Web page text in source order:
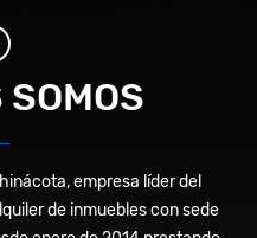
empresa líder del
de inmuebles con sede